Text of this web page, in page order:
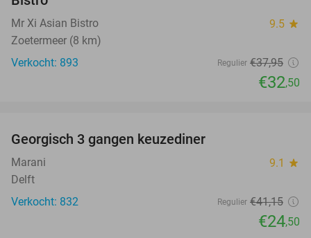
Mr Xi Asian Bistro 9.5 star
Zoetermeer (8 km)
Verkocht: 893
Regulier €37,95
€32,50
Georgisch 3 gangen keuzediner
Marani 9.1 star
Delft
Verkocht: 832
Regulier €41,15
€24,50